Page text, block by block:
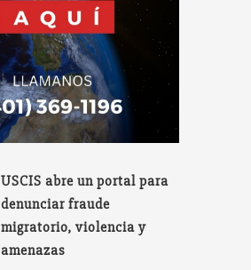
USCIS abre un portal para
denunciar fraude
migratorio, violencia y
amenazas